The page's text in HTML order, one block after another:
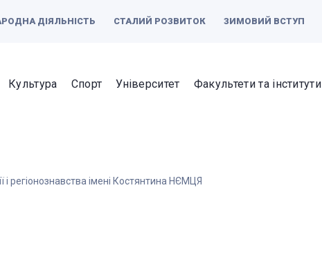
ДІЯЛЬНІСТЬ СТАЛИЙ РОЗВИТОК ЗИМОВИЙ ВСТУП
Культура Спорт Університет Факультети та інститути
регіонознавства імені Костянтина НЄМЦЯ